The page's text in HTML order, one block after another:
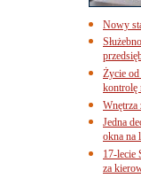
Nowy
Życie
kontrolę
Wnętrza
Jedna
okna na
17-lecie
za